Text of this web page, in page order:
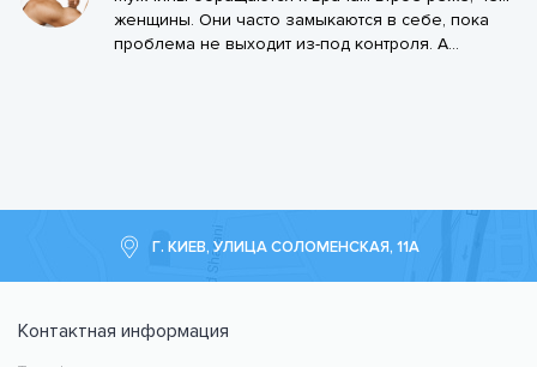
женщины. Они часто замыкаются в себе, пока
проблема не выходит из-под контроля. А...
Г. КИЕВ, УЛИЦА СОЛОМЕНСКАЯ, 11А
Контактная информация